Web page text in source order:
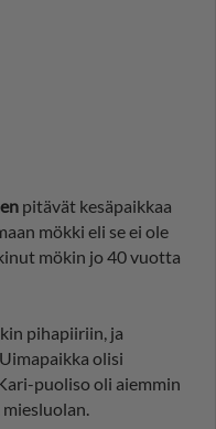
pitävät kesäpaikkaa
mökki eli se ei ole
mökin jo 40 vuotta
pihapiiriin, ja
olisi
puoliso oli aiemmin